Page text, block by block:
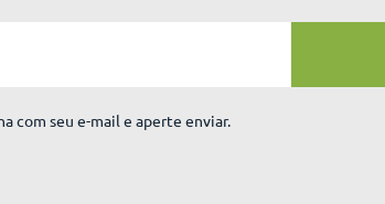
com seu e-mail e aperte enviar.